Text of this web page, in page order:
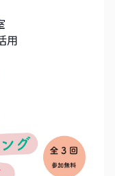
用